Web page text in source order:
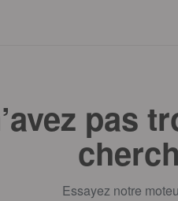
pas
Essayez notre